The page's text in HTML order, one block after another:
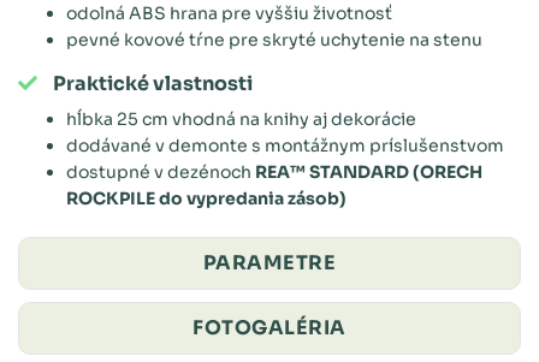
odolná ABS hrana pre vyššiu životnosť
pevné kovové tŕne pre skryté uchytenie na stenu
Praktické vlastnosti
hĺbka 25 cm vhodná na knihy aj dekorácie
dodávané v demonte s montážnym príslušenstvom
dostupné v dezénoch REA™ STANDARD (ORECH
ROCKPILE do vypredania zásob)
PARAMETRE
FOTOGALÉRIA